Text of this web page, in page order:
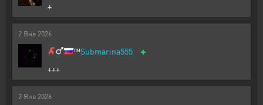
+
2 Янв 2026
™️Submarina555 +
+++
2 Янв 2026